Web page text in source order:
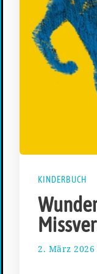
KINDERBUCH
2. März 2026